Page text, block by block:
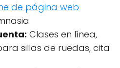
de página web
Clases en línea,
sillas de ruedas, cita